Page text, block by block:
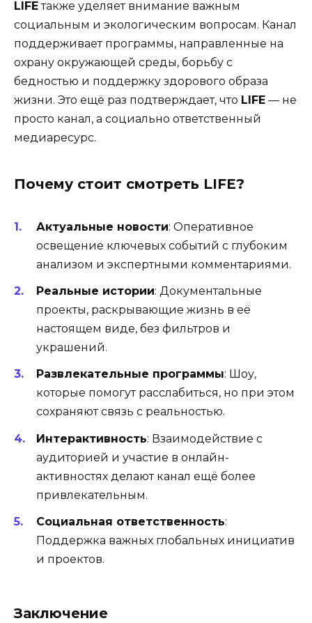
LIFEтакже уделяет внимание важным
социальным и экологическим вопросам. Канал
поддерживает программы, направленные на
охрану окружающей среды, борьбу с
бедностью и поддержку здорового образа
жизни. Это ещё раз подтверждает, что LIFE — не
просто канал, а социально ответственный
медиаресурс.
Почему стоит смотреть LIFE?
Актуальные новости: Оперативное
освещение ключевых событий с глубоким
анализом и экспертными комментариями.
Реальные истории: Документальные
проекты, раскрывающие жизнь в её
настоящем виде, без фильтров и
украшений.
Развлекательные программы: Шоу,
которые помогут расслабиться, но при этом
сохраняют связь с реальностью.
Интерактивность: Взаимодействие с
аудиторией и участие в онлайн-
активностях делают канал ещё более
привлекательным.
Социальная ответственность:
Поддержка важных глобальных инициатив
и проектов.
Заключение